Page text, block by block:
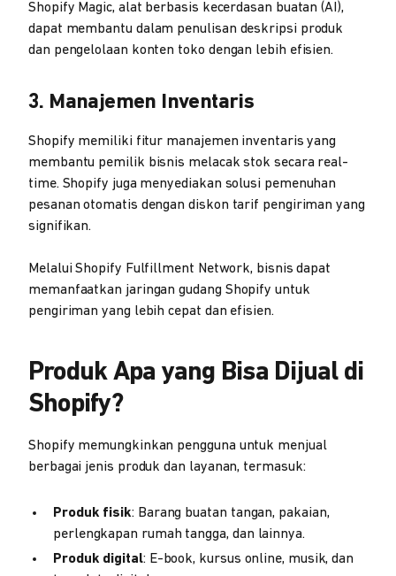
Shopify Magic, alat berbasis kecerdasan buatan (AI),
dapat membantu dalam penulisan deskripsi produk
dan pengelolaan konten toko dengan lebih efisien.
3. Manajemen Inventaris
Shopify memiliki fitur manajemen inventaris yang
membantu pemilik bisnis melacak stok secara real-
time. Shopify juga menyediakan solusi pemenuhan
pesanan otomatis dengan diskon tarif pengiriman yang
signifikan.
Melalui Shopify Fulfillment Network, bisnis dapat
memanfaatkan jaringan gudang Shopify untuk
pengiriman yang lebih cepat dan efisien.
Produk Apa yang Bisa Dijual di
Shopify?
Shopify memungkinkan pengguna untuk menjual
berbagai jenis produk dan layanan, termasuk:
Produk fisik: Barang buatan tangan, pakaian,
perlengkapan rumah tangga, dan lainnya.
Produk digital: E-book, kursus online, musik, dan